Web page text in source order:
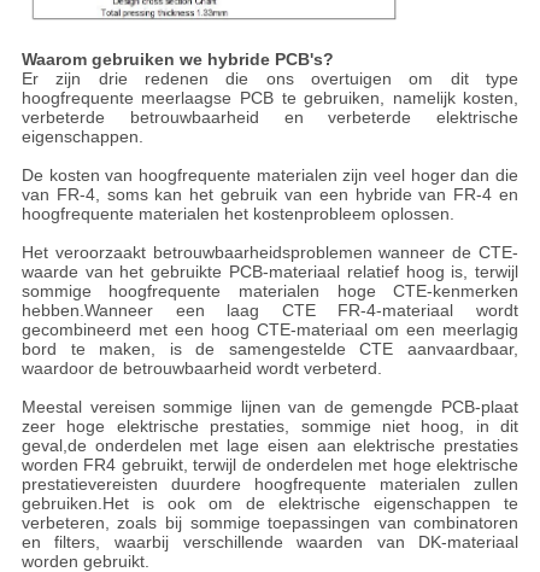
Waarom gebruiken we hybride PCB's?
Er zijn drie redenen die ons overtuigen om dit type
hoogfrequente meerlaagse PCB te gebruiken, namelijk kosten,
verbeterde betrouwbaarheid en verbeterde elektrische
eigenschappen.
De kosten van hoogfrequente materialen zijn veel hoger dan die
van FR-4, soms kan het gebruik van een hybride van FR-4 en
hoogfrequente materialen het kostenprobleem oplossen.
Het veroorzaakt betrouwbaarheidsproblemen wanneer de CTE-
waarde van het gebruikte PCB-materiaal relatief hoog is, terwijl
sommige hoogfrequente materialen hoge CTE-kenmerken
hebben.Wanneer een laag CTE FR-4-materiaal wordt
gecombineerd met een hoog CTE-materiaal om een meerlagig
bord te maken, is de samengestelde CTE aanvaardbaar,
waardoor de betrouwbaarheid wordt verbeterd.
Meestal vereisen sommige lijnen van de gemengde PCB-plaat
zeer hoge elektrische prestaties, sommige niet hoog, in dit
geval,de onderdelen met lage eisen aan elektrische prestaties
worden FR4 gebruikt, terwijl de onderdelen met hoge elektrische
prestatievereisten duurdere hoogfrequente materialen zullen
gebruiken.Het is ook om de elektrische eigenschappen te
verbeteren, zoals bij sommige toepassingen van combinatoren
en filters, waarbij verschillende waarden van DK-materiaal
worden gebruikt.